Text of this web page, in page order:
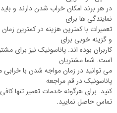
در هر برند امکان خراب شدن دارند و
نمایندگی ها برای
تعمیرات با کمترین هزینه در کمترین
و گزینه خوبی برای
کاربران بوده اند. پاناسونیک نیز برای
است. شما مشتریان
می توانید در زمان مواجه شدن با
پاناسونیک در قم مراجعه
کنید. برای هرگونه خدمات تعمیر تنها
تماس حاصل نمایید.